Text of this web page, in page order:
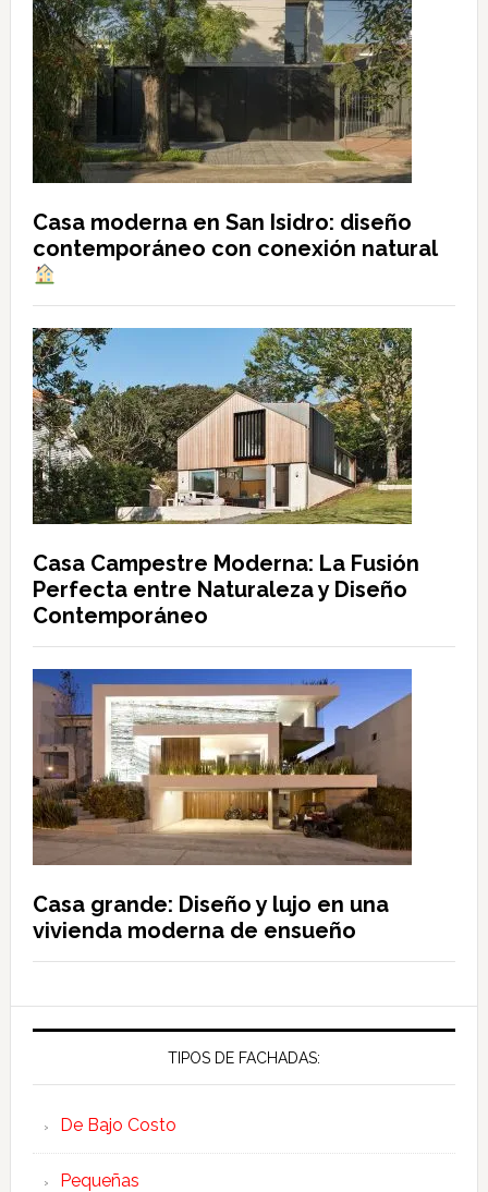
Casa moderna en San Isidro: diseño
contemporáneo con conexión natural
Casa Campestre Moderna: La Fusión
Perfecta entre Naturaleza y Diseño
Contemporáneo
Casa grande: Diseño y lujo en una
vivienda moderna de ensueño
TIPOS DE FACHADAS:
De Bajo Costo
Pequeñas